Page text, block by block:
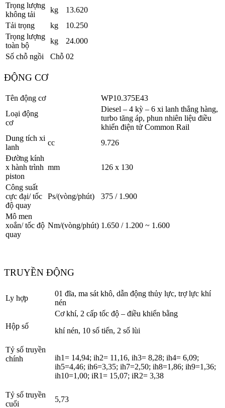
Trọng lượng
không tải
kg
13.620
Tải trọng
kg
10.250
Trọng lượng
toàn bộ
kg
24.000
Số chỗ ngồi
Chỗ 02
ĐỘNG CƠ
Tên động cơ
WP10.375E43
Loại động
cơ
Diesel – 4 kỳ – 6 xi lanh thẳng hàng,
turbo tăng áp, phun nhiên liệu điều
khiển điện tử Common Rail
Dung tích xi
lanh
cc
9.726
Đường kính
x hành trình
piston
mm 126 x 130
Công suất
cực đại/ tốc
độ quay
Ps/(vòng/phút) 375 / 1.900
Mô men
xoắn/ tốc độ
quay
Nm/(vòng/phút) 1.650 / 1.200 ~ 1.600
TRUYỀN ĐỘNG
Ly hợp
01 đĩa, ma sát khô, dẫn động thủy lực, trợ lực khí
nén
Hộp số
Cơ khí, 2 cấp tốc độ – điều khiển bằng
khí nén, 10 số tiến, 2 số lùi
Tỷ số truyền
chính
ih1= 14,94; ih2= 11,16, ih3= 8,28; ih4= 6,09;
ih5=4,46; ih6=3,35; ih7=2,50; ih8=1,86; ih9=1,36;
ih10=1,00; iR1= 15,07; iR2= 3,38
Tỷ số truyền
cuối
5,73